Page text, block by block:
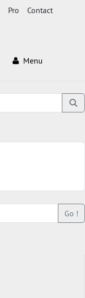
Pro Contact
Menu
Go !